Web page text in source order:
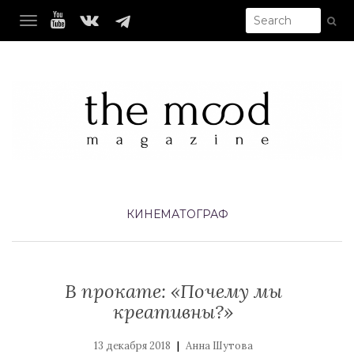
TOGGLE NAVIGATION
КИНЕМАТОГРАФ
В прокате: «Почему мы
креативны?»
13 декабря 2018 | Анна Шутова